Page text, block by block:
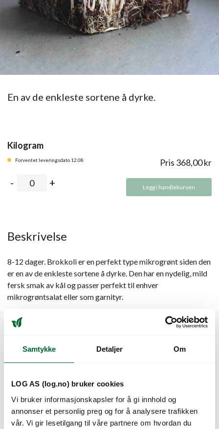
Samtykke Detaljer Om
LOG AS (log.no) bruker cookies
Vi bruker informasjonskapsler for å gi innhold og
annonser et personlig preg og for å analysere trafikken
vår. Vi gir lesetilgang til våre partnere om hvordan du
En av de enkleste sortene å dyrke.
Kilogram
Forventet leveringsdato 12.08 Pris 368,00kr
Legg i handlekurven
Beskrivelse
8-12 dager. Brokkoli er en perfekt type mikrogrønt siden den
er en av de enkleste sortene å dyrke. Den har en nydelig, mild
fersk smak av kål og passer perfekt til enhver
mikrogrøntsalat eller som garnityr.
Spesifikasjoner